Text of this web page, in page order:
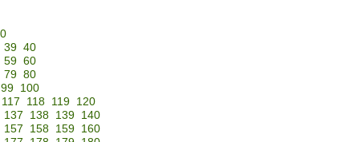
39 40
59 60
79 80
99
100
117 118 119 120
137 138 139
140
157 158 159
160